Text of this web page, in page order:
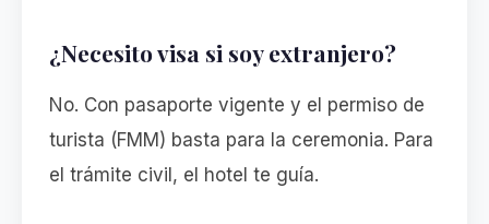
¿Necesito visa si soy extranjero?
No. Con pasaporte vigente y el permiso de
turista (FMM) basta para la ceremonia. Para
el trámite civil, el hotel te guía.